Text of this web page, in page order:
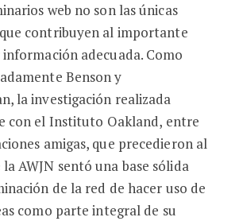
web no son las únicas
contribuyen al importante
adecuada. Como
Benson y
la investigación realizada
con el Instituto Oakland, entre
amigas, que precedieron al
AWJN sentó una base sólida
de la red de hacer uso de
como parte integral de su